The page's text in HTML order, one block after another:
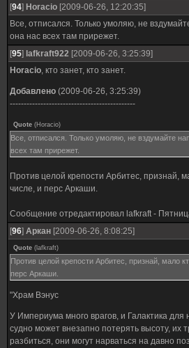
[94] Horacio [2009-06-26, 12:20:35]
Все, отписался. Только умоляю, не
она нас всех там прирежет.
[95] lafkraft922 [2009-06-26, 3:25:39]
Horacio, кто занет, кто занет.
Добавлено (2009-06-26, 3:25:39)
---------------------------------------------
Quote (Horacio)
Все, отписался. Только умоляю, не вздумайте
всех там прирежет.
Против целой крепости Арбитес, признай,
числе, и перс Аркаши.
Сообщение отредактировал lafkraft-
[96] Аркан [2009-06-26, 8:08:25]
Quote ( lafkraft)
Против целой крепости Арбитес, признай, мало
перс Аркаши.
"Храм Вэнус
У Империума много врагов, и Галактика для
судно может внезапно потерять высоту, их
разбиться, они могут нарваться на давно